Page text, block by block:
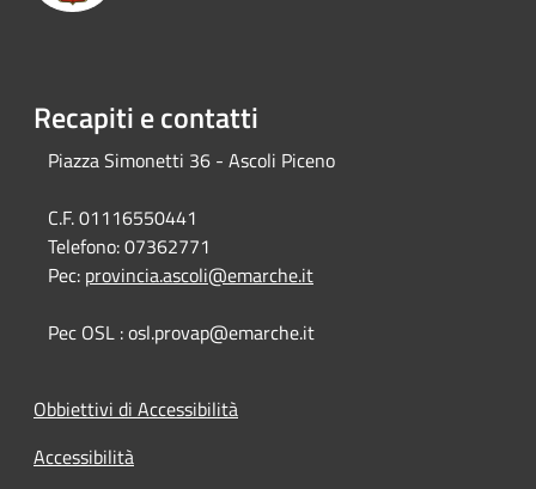
Recapiti e contatti
Piazza Simonetti 36 - Ascoli Piceno
C.F. 01116550441
Telefono:07362771
Pec: provincia.ascoli@emarche.it
Pec OSL : osl.provap@emarche.it
Obbiettivi di Accessibilità
Accessibilità